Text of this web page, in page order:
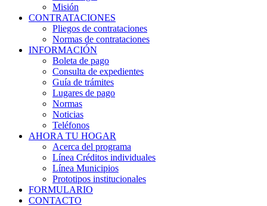
Misión
CONTRATACIONES
Pliegos de contrataciones
Normas de contrataciones
INFORMACIÓN
Boleta de pago
Consulta de expedientes
Guía de trámites
Lugares de pago
Normas
Noticias
Teléfonos
AHORA TU HOGAR
Acerca del programa
Línea Créditos individuales
Línea Municipios
Prototipos institucionales
FORMULARIO
CONTACTO